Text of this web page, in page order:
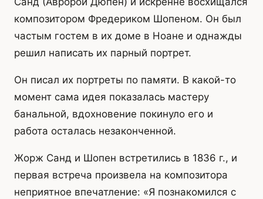
композитором Фредериком Шопеном. Он был
частым гостем в их доме в Ноане и однажды
решил написать их парный портрет.
Он писал их портреты по памяти. В какой-то
момент сама идея показалась мастеру
банальной, вдохновение покинуло его и
работа осталась незаконченной.
Жорж Санд и Шопен встретились в 1836 г., и
первая встреча произвела на композитора
неприятное впечатление: «Я познакомился с